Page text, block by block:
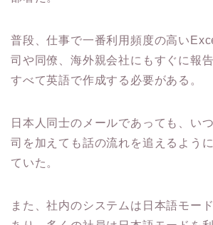
普段、仕事で一番利用頻度の高い
司や同僚、海外親会社にもすぐに報
すべて英語で作成する必要がある。
日本人同士のメールであっても、い
司を加えても話の流れを追えるよう
ていた。
また、社内のシステムは日本語モー